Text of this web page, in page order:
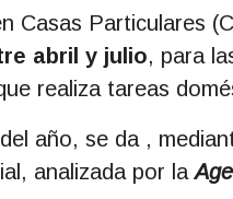
Casas Particulares
abril y julio, para
realiza tareas
año, se da ,
analizada por la